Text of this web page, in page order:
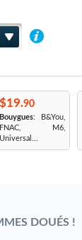
$19.90
Bouygues: B&You,
FNAC, M6,
Universal...
DOUÉS !